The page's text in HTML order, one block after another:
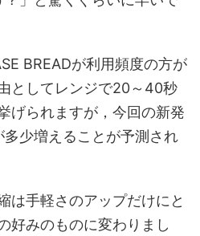
BREADが利用頻度の方が
としてレンジで20～40秒
げられますが，今回の新発
少増えることが予測され
は手軽さのアップだけにと
好みのものに変わりまし